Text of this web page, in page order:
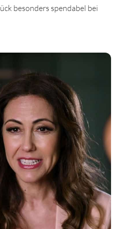
besonders spendabel bei